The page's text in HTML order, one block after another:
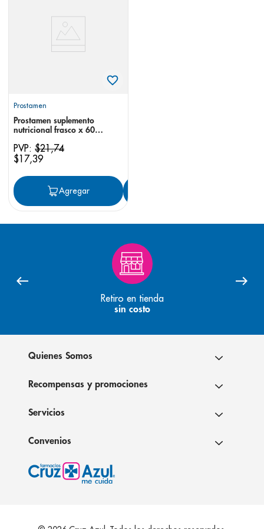
Prostamen
Prostamen suplemento
nutricional frasco x 60
PVP: $21,74
$17,39
Agregar
Retiro en tienda
sin costo
Quienes Somos
Recompensas y promociones
Servicios
Convenios
pediasure
desodorante